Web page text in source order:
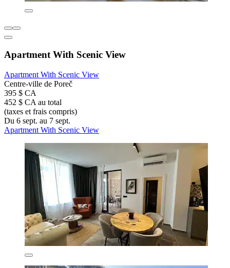
Apartment With Scenic View
Apartment With Scenic View
Centre-ville de Poreč
395 $ CA
452 $ CA au total
(taxes et frais compris)
Du 6 sept. au 7 sept.
Apartment With Scenic View